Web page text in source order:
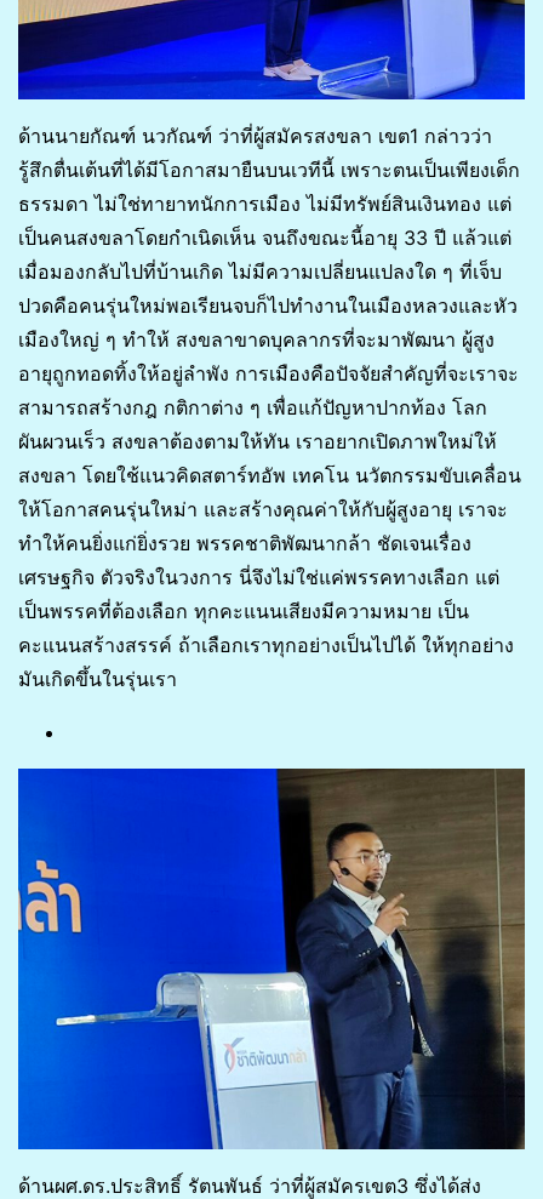
ด้านนายกัณฑ์ นวกัณฑ์ ว่าที่ผู้สมัครสงขลา เขต1 กล่าวว่า
รู้สึกตื่นเต้นที่ได้มีโอกาสมายืนบนเวทีนี้ เพราะตนเป็นเพียงเด็ก
ธรรมดา ไม่ใช่ทายาทนักการเมือง ไม่มีทรัพย์สินเงินทอง แต่
เป็นคนสงขลาโดยกำเนิดเห็น จนถึงขณะนี้อายุ 33 ปี แล้วแต่
เมื่อมองกลับไปที่บ้านเกิด ไม่มีความเปลี่ยนแปลงใด ๆ ที่เจ็บ
ปวดคือคนรุ่นใหม่พอเรียนจบก็ไปทำงานในเมืองหลวงและหัว
เมืองใหญ่ ๆ ทำให้ สงขลาขาดบุคลากรที่จะมาพัฒนา ผู้สูง
อายุถูกทอดทิ้งให้อยู่ลำพัง การเมืองคือปัจจัยสำคัญที่จะเราจะ
สามารถสร้างกฎ กติกาต่าง ๆ เพื่อแก้ปัญหาปากท้อง โลก
ผันผวนเร็ว สงขลาต้องตามให้ทัน เราอยากเปิดภาพใหม่ให้
สงขลา โดยใช้แนวคิดสตาร์ทอัพ เทคโน นวัตกรรมขับเคลื่อน
ให้โอกาสคนรุ่นใหม่า และสร้างคุณค่าให้กับผู้สูงอายุ เราจะ
ทำให้คนยิ่งแก่ยิ่งรวย พรรคชาติพัฒนากล้า ชัดเจนเรื่อง
เศรษฐกิจ ตัวจริงในวงการ นี่จึงไม่ใช่แค่พรรคทางเลือก แต่
เป็นพรรคที่ต้องเลือก ทุกคะแนนเสียงมีความหมาย เป็น
คะแนนสร้างสรรค์ ถ้าเลือกเราทุกอย่างเป็นไปได้ ให้ทุกอย่าง
มันเกิดขึ้นในรุ่นเรา
ด้านผศ.ดร.ประสิทธิ์ รัตนพันธ์ ว่าที่ผู้สมัครเขต3 ซึ่งได้ส่ง